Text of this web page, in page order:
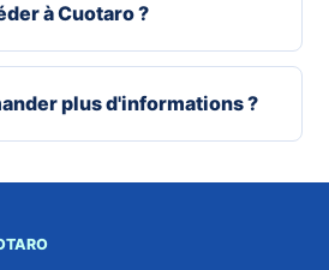
à Cuotaro ?
plus d'informations ?